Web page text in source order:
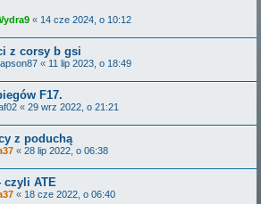
« 14 cze 2024, o 10:12
z corsy b gsi
« 11 lip 2023, o 18:49
F17.
« 29 wrz 2022, o 21:21
z poduchą
« 28 lip 2022, o 06:38
czyli ATE
« 18 cze 2022, o 06:40